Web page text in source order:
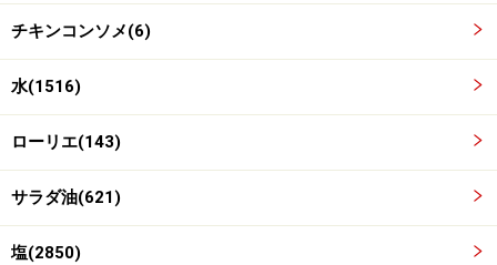
玉ねぎ、ベーコンを炒め、カレー粉とトマトピュー
レを加える
したら、カレー粉とトマトピューレを加え混ぜ合わせま
チキンコンソメ(6)
水(1516)
ローリエ(143)
サラダ油(621)
塩(2850)